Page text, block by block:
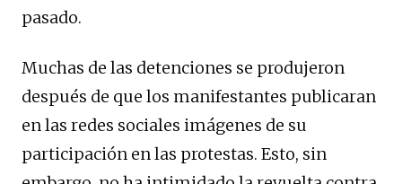
pasado.
Muchas de las detenciones se produjeron
después de que los manifestantes publicaran
en las redes sociales imágenes de su
participación en las protestas. Esto, sin